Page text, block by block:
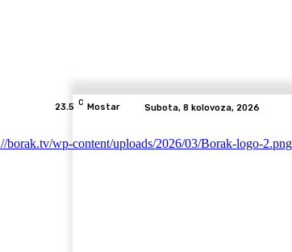
23.5 C Mostar Subota, 8 kolovoza, 2026